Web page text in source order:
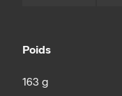
Poids
163 g